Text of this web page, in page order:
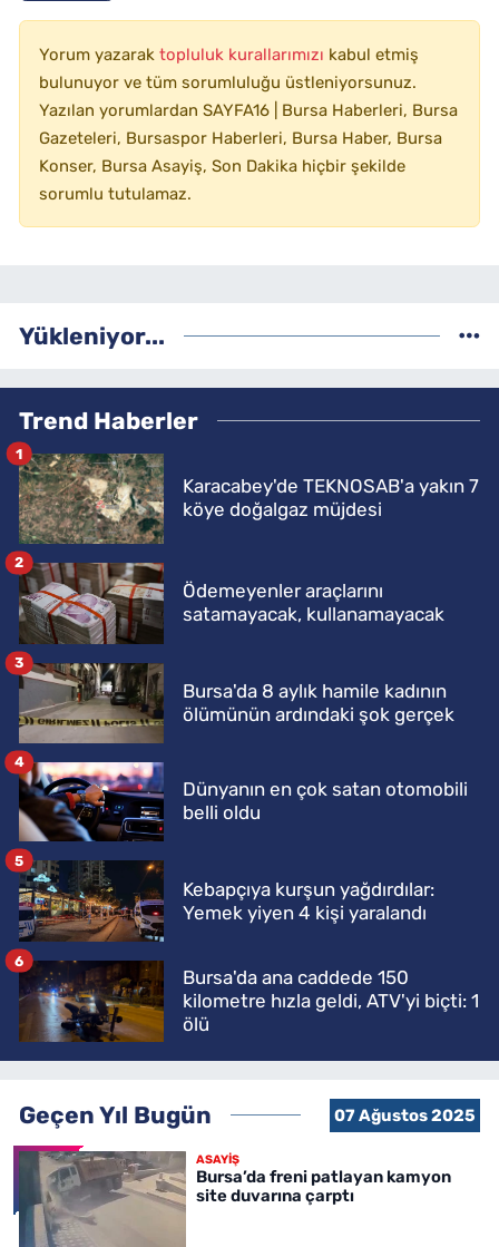
Yorum yazarak topluluk kurallarımızı kabul etmiş
bulunuyor ve tüm sorumluluğu üstleniyorsunuz.
Yazılan yorumlardan SAYFA16 | Bursa Haberleri, Bursa
Gazeteleri, Bursaspor Haberleri, Bursa Haber, Bursa
Konser, Bursa Asayiş, Son Dakika hiçbir şekilde
sorumlu tutulamaz.
Yükleniyor...
Trend Haberler
Karacabey'de TEKNOSAB'a yakın 7
köye doğalgaz müjdesi
1
Ödemeyenler araçlarını
satamayacak, kullanamayacak
2
Bursa'da 8 aylık hamile kadının
ölümünün ardındaki şok gerçek
3
Dünyanın en çok satan otomobili
belli oldu
4
Kebapçıya kurşun yağdırdılar:
Yemek yiyen 4 kişi yaralandı
5
Bursa'da ana caddede 150
kilometre hızla geldi, ATV'yi biçti: 1
ölü
6
Geçen Yıl Bugün 07 Ağustos 2025
ASAYİŞ
Bursa’da freni patlayan kamyon
site duvarına çarptı